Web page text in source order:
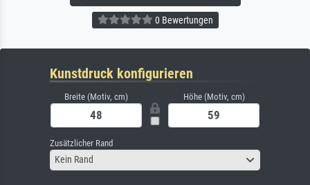
0 Bewertungen
Kunstdruck konfigurieren
Breite (Motiv, cm) Höhe (Motiv, cm)
Zusätzlicher Rand
Kein Rand